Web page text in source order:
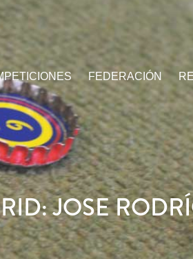
FEDERACIÓN
JOSE